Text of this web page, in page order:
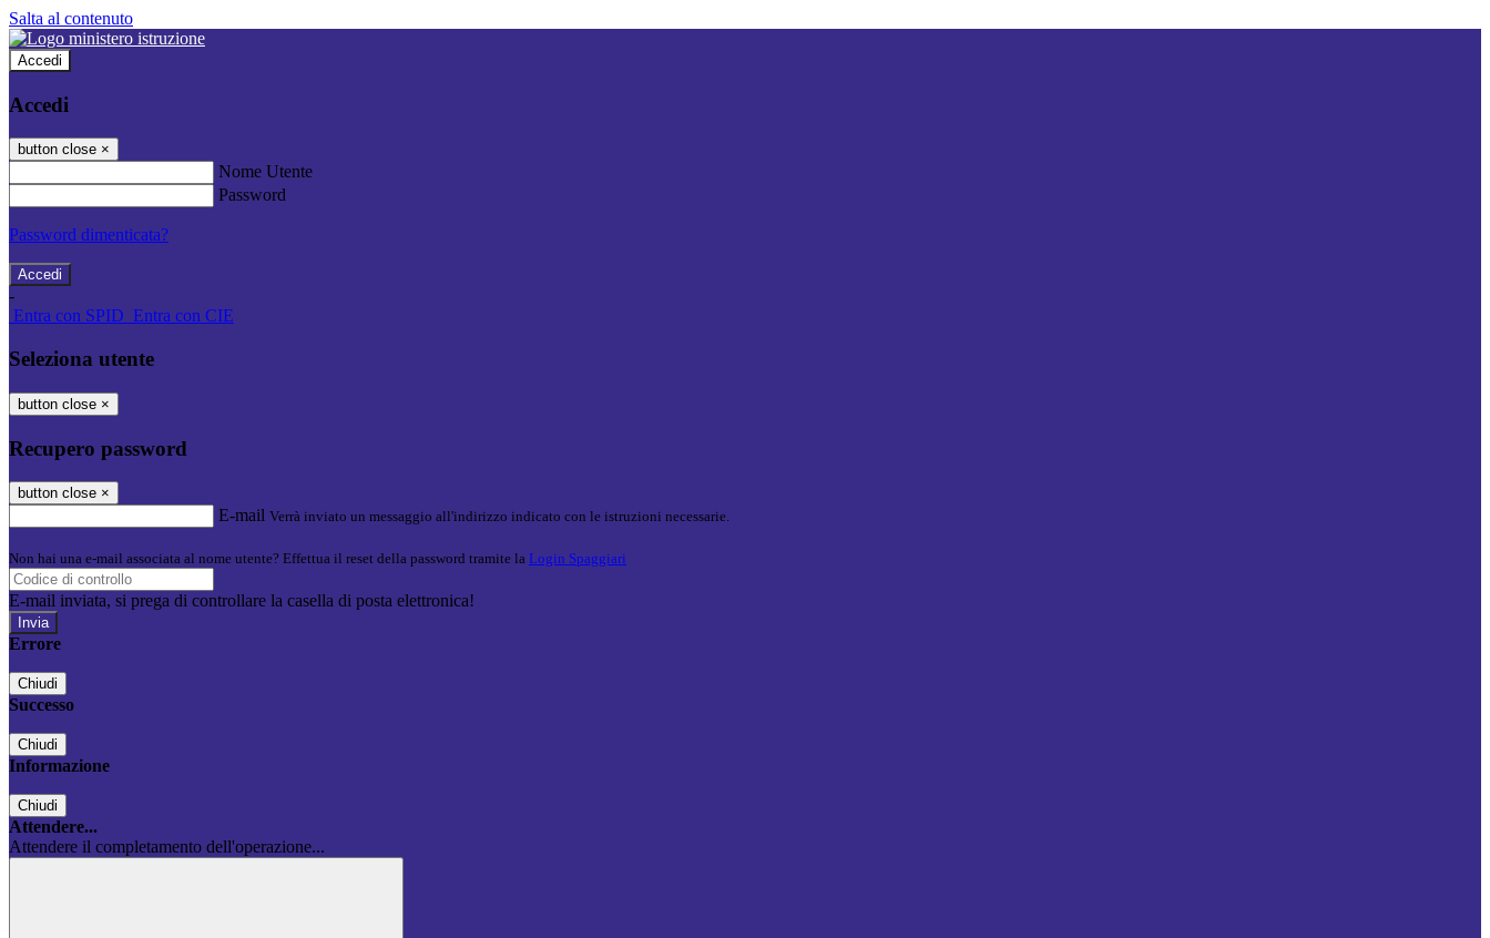
Salta al contenuto
Accedi
Accedi
button close ×
Nome Utente
Password
Password dimenticata?
-
Entra con SPID Entra con CIE
Seleziona utente
button close ×
Recupero password
button close ×
E-mail Verrà inviato un messaggio all'indirizzo indicato con le istruzioni necessarie.
Non hai una e-mail associata al nome utente? Effettua il reset della password tramite la Login Spaggiari
E-mail inviata, si prega di controllare la casella di posta elettronica!
Errore
Chiudi
Successo
Chiudi
Informazione
Chiudi
Attendere...
Attendere il completamento dell'operazione...